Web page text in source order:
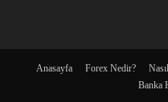
Anasayfa Forex Nedir?
Banka